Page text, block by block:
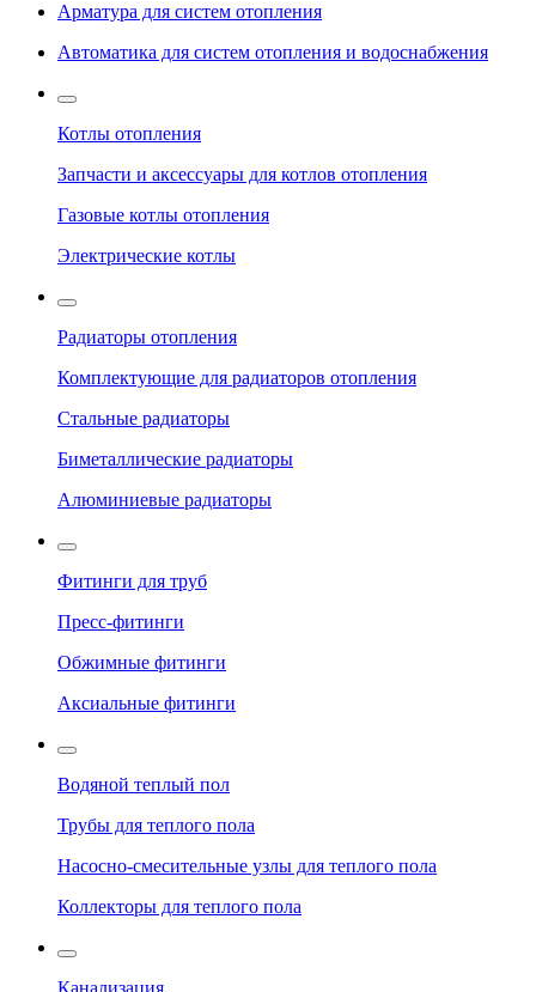
Арматура для систем отопления
Автоматика для систем отопления и водоснабжения
Котлы отопления
Запчасти и аксессуары для котлов отопления
Газовые котлы отопления
Электрические котлы
Радиаторы отопления
Комплектующие для радиаторов отопления
Стальные радиаторы
Биметаллические радиаторы
Алюминиевые радиаторы
Фитинги для труб
Пресс-фитинги
Обжимные фитинги
Аксиальные фитинги
Водяной теплый пол
Трубы для теплого пола
Насосно-смесительные узлы для теплого пола
Коллекторы для теплого пола
Канализация